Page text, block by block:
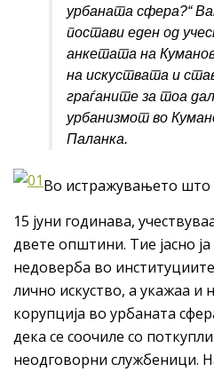
урбаната сфера?“
постави еден од
анкетата на
на искуствата и
граѓаните за тоа
урбанизмот во
Паланка.
Во истражувањето што
15 јуни годинава,
двете општини. Тие јасно ја
недоверба во
лично искуство, а укажаа и
корупција во урбаната
дека се соочиле со
неодговорни службеници.